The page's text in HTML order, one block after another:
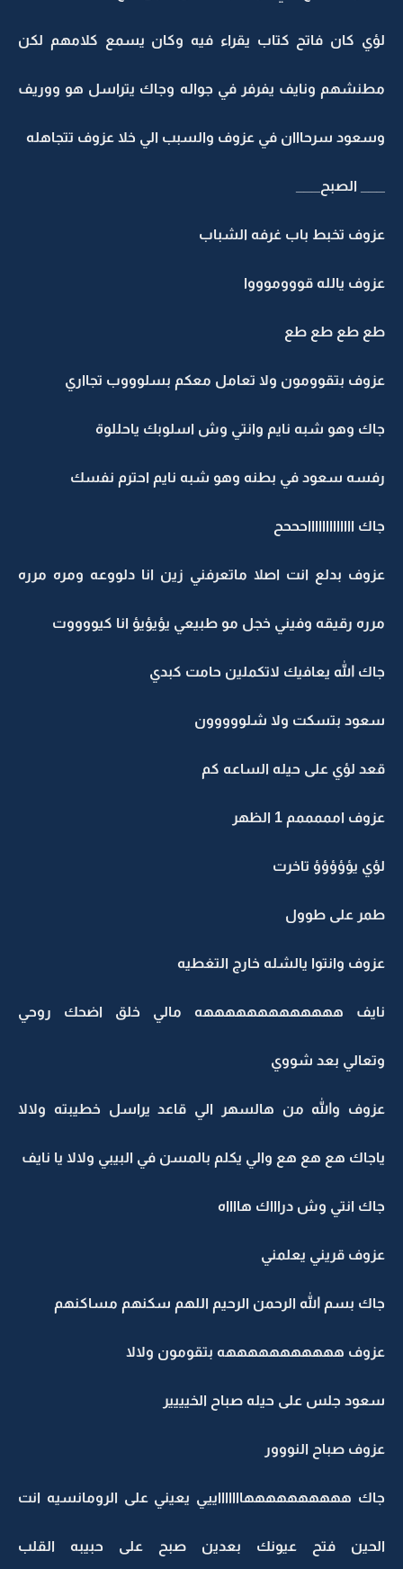
لؤي كان فاتح كتاب يقراء فيه وكان يسمع كلامهم لكن
مطنشهم ونايف يفرفر في جواله وجاك يتراسل هو ووريف
وسعود سرحااان في عزوف والسبب الي خلا عزوف تتجاهله
___ الصبح___
عزوف تخبط باب غرفه الشباب
عزوف يالله قوووموووا
طع طع طع طع
عزوف بتقوومون ولا تعامل معكم بسلوووب تجااري
جاك وهو شبه نايم وانتي وش اسلوبك ياحللوة
رفسه سعود في بطنه وهو شبه نايم احترم نفسك
جاك اااااااااااااحححح
عزوف بدلع انت اصلا ماتعرفني زين انا دلووعه ومره مرره
مرره رقيقه وفيني خجل مو طبيعي يؤيؤيؤ انا كيووووت
جاك الله يعافيك لاتكملين حامت كبدي
سعود بتسكت ولا شلووووون
قعد لؤي على حيله الساعه كم
عزوف امممممم 1 الظهر
لؤي يؤؤؤؤؤ تاخرت
طمر على طوول
عزوف وانتوا يالشله خارج التغطيه
نايف هههههههههههههه مالي خلق اضحك روحي
وتعالي بعد شووي
عزوف والله من هالسهر الي قاعد يراسل خطيبته ولالا
ياجاك هع هع هع والي يكلم بالمسن في البيبي ولالا يا نايف
جاك انتي وش دراااك هااااه
عزوف قريني يعلمني
جاك بسم الله الرحمن الرحيم اللهم سكنهم مساكنهم
عزوف هههههههههههه بتقومون ولالا
سعود جلس على حيله صباح الخيييير
عزوف صباح النووور
جاك ههههههههههاااااااييي يعيني على الرومانسيه انت
الحين فتح عيونك بعدين صبح على حبيبه القلب